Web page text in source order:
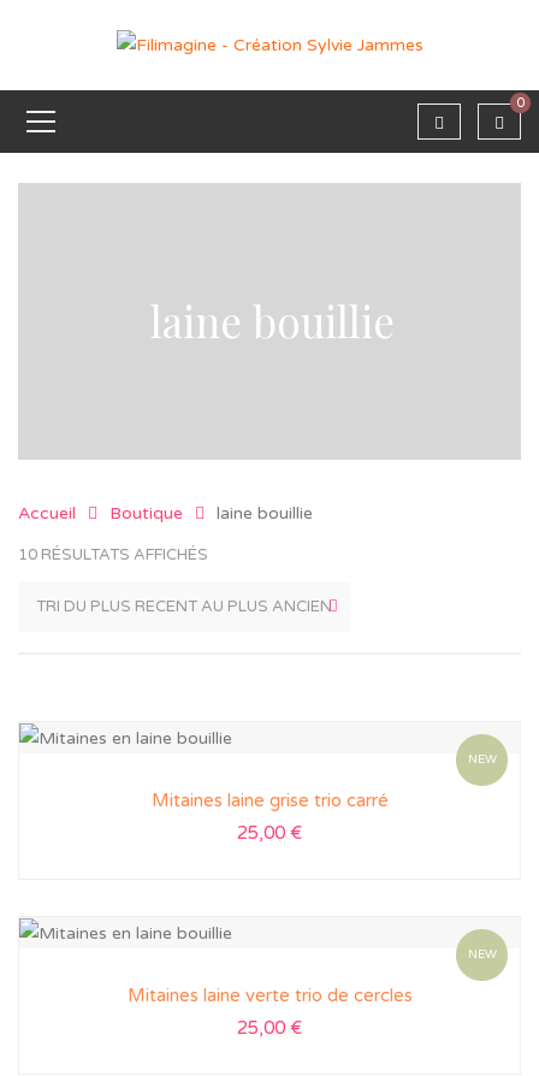
0
laine bouillie
Accueil Boutique laine bouillie
10 RÉSULTATS AFFICHÉS
NEW
Mitaines laine grise trio carré
25,00 €
NEW
Mitaines laine verte trio de cercles
25,00 €